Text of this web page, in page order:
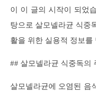
이 이 글의 시작이 되었
탕으로 살모넬라균 식중
활을 위한 실용적 정보를
## 살모넬라균 식중독의
살모넬라균에 오염된 음